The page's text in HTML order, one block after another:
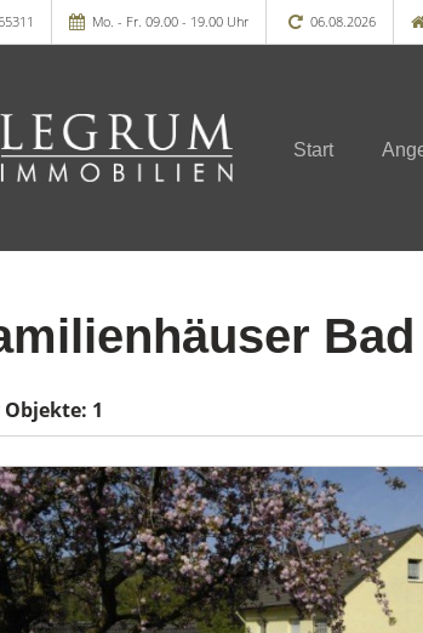
Mo. - Fr. 09.00 - 19.00 Uhr 06.08.2026
Start
Objekte: 1